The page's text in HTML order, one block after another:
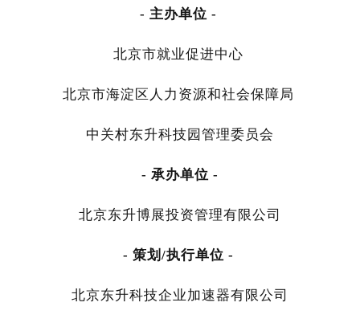
- 主办单位 -
北京市就业促进中心
北京市海淀区人力资源和社会保障局
中关村东升科技园管理委员会
- 承办单位 -
北京东升博展投资管理有限公司
- 策划/执行单位 -
北京东升科技企业加速器有限公司